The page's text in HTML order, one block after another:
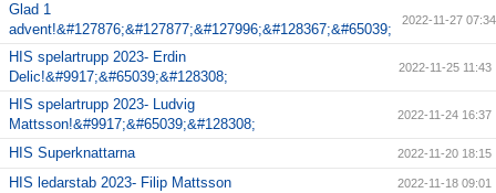
Glad 1
advent!&#127876;&#127877;&#127996;&#128367;&#65039;
2022-11-27 07:34
HIS spelartrupp 2023- Erdin
Delic!&#9917;&#65039;&#128308;
2022-11-25 11:43
HIS spelartrupp 2023- Ludvig
Mattsson!&#9917;&#65039;&#128308;
2022-11-24 16:37
HIS Superknattarna 2022-11-20 18:15
HIS ledarstab 2023- Filip Mattsson 2022-11-18 09:01